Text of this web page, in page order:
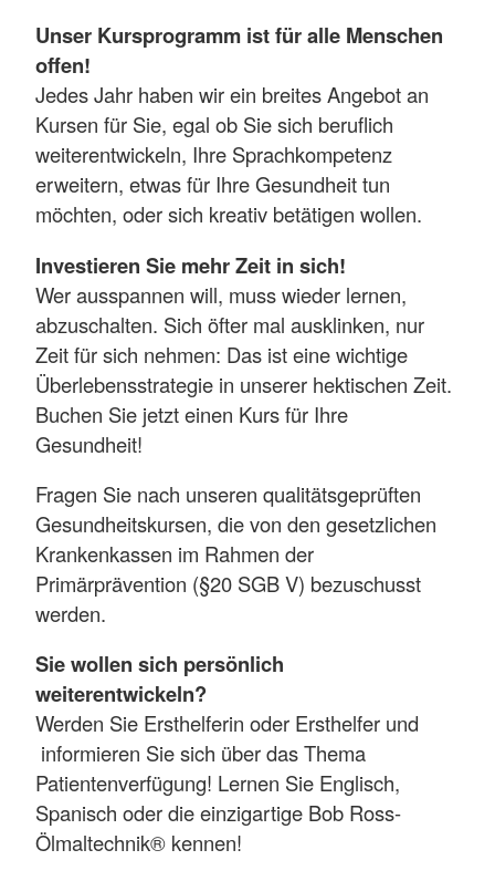
Unser Kursprogramm ist für alle Menschen
offen!
Jedes Jahr haben wir ein breites Angebot an
Kursen für Sie, egal ob Sie sich beruflich
weiterentwickeln, Ihre Sprachkompetenz
erweitern, etwas für Ihre Gesundheit tun
möchten, oder sich kreativ betätigen wollen.
Investieren Sie mehr Zeit in sich!
Wer ausspannen will, muss wieder lernen,
abzuschalten. Sich öfter mal ausklinken, nur
Zeit für sich nehmen: Das ist eine wichtige
Überlebensstrategie in unserer hektischen Zeit.
Buchen Sie jetzt einen Kurs für Ihre
Gesundheit!
Fragen Sie nach unseren qualitätsgeprüften
Gesundheitskursen, die von den gesetzlichen
Krankenkassen im Rahmen der
Primärprävention (§20 SGB V) bezuschusst
werden.
Sie wollen sich persönlich
weiterentwickeln?
Werden Sie Ersthelferin oder Ersthelfer und
informieren Sie sich über das Thema
Patientenverfügung! Lernen Sie Englisch,
Spanisch oder die einzigartige Bob Ross-
Ölmaltechnik® kennen!